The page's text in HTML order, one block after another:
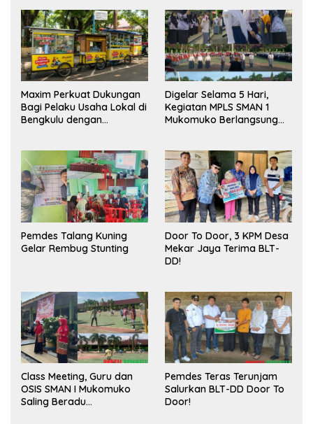
Maxim Perkuat Dukungan
Bagi Pelaku Usaha Lokal di
Bengkulu dengan
Pasar
Digelar Selama 5 Hari,
Kegiatan MPLS SMAN 1
Mukomuko Berlangsung
Pemdes Talang Kuning
Gelar Rembug Stunting
Door To Door, 3 KPM Desa
Mekar Jaya Terima BLT-
DD!
Class Meeting, Guru dan
OSIS SMAN I Mukomuko
Saling Beradu
Pemdes Teras Terunjam
Salurkan BLT-DD Door To
Door!